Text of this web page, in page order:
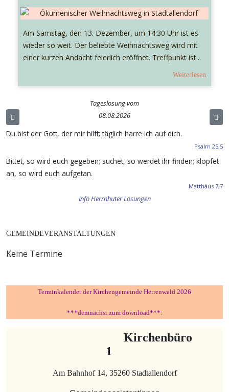
Am Samstag, den 13. Dezember, um 14:30 Uhr ist es
wieder so weit. Der beliebte Weihnachtsweg wird mit
einer kurzen Andacht feierlich eröffnet. Treffpunkt ist...
Weiterlesen
Tageslosung vom
08.08.2026
Du bist der Gott, der mir hilft; täglich harre ich auf dich.
Psalm 25,5
Bittet, so wird euch gegeben; suchet, so werdet ihr finden; klopfet
an, so wird euch aufgetan.
Matthäus 7,7
Info Herrnhuter Losungen
GEMEINDEVERANSTALTUNGEN
Keine Termine
Terminkalender der Kirchengemeinde Herrenwald 2026
***demnächst zum download***:
Kirchenbüro
1
Am Bahnhof 14, 35260 Stadtallendorf